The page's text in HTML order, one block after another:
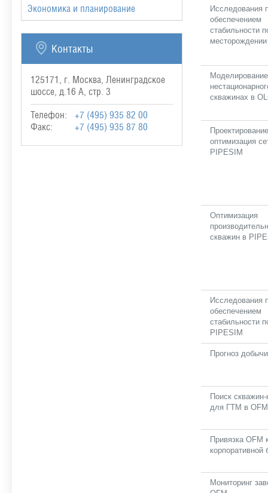
Экономика и планирование
Контакты
125171, г. Москва, Ленинградское
шоссе, д.16 А, стр. 3
Телефон:
+7 (495) 935 82 00
Факс:
+7 (495) 935 87 80
Исследования
обеспечением
стабильности
Моделирование
скважинах в
оптимизация
PIPESIM
Оптимизация
скважин в
Исследования
обеспечением
стабильности
PIPESIM
Прогноз
Поиск
для ГТМ в OFM
Привязка OFM
корпоративной
Мониторинг